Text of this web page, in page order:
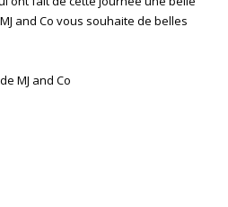
and Co vous souhaite de belles
MJ and Co